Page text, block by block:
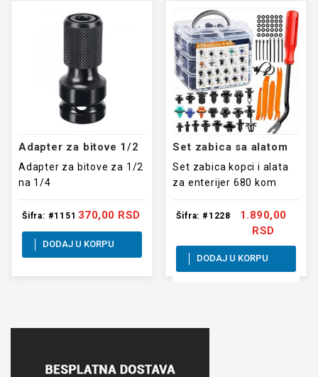
Adapter za bitove 1/2
Adapter za bitove za 1/2
na 1/4
Šifra: #1151 370,00 RSD
DODAJ U KORPU
Set zabica sa alatom
Set zabica kopci i alata
za enterijer 680 kom
Šifra: #1228
1.890,00
RSD
DODAJ U KORPU